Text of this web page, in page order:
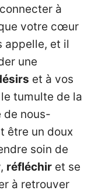
à
votre cœur
appelle, et il
une
et à vos
tumulte de la
de nous-
être un doux
soin de
, réfléchir et se
à retrouver